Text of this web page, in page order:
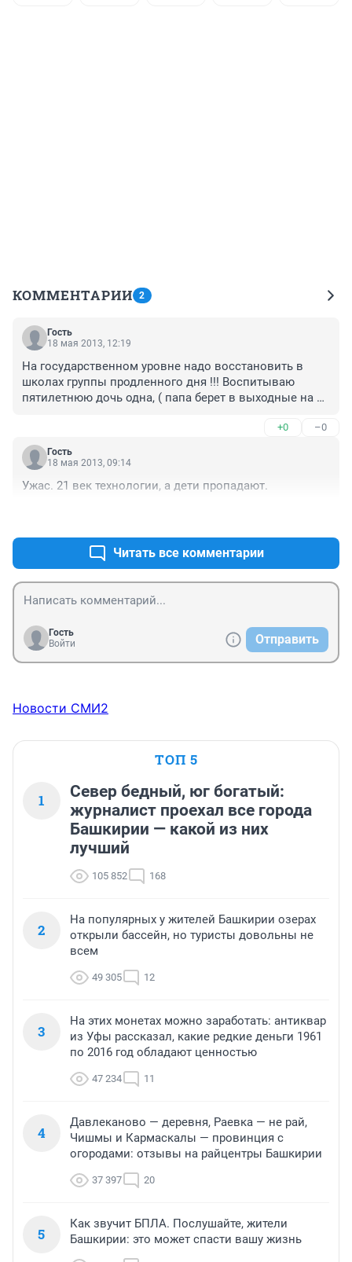
КОММЕНТАРИИ 2
Гость
18 мая 2013, 12:19
На государственном уровне надо восстановить в
школах группы продленного дня !!! Воспитываю
пятилетнюю дочь одна, ( папа берет в выходные на 2-
хотя бы встречать из школы, уже не говоря о том , как
она будет находиться дома одна до моего прихода.
+0 –0
Гость
18 мая 2013, 09:14
Ужас. 21 век технологии, а дети пропадают.
Читать все комментарии
Гость
Войти
Отправить
Новости СМИ2
ТОП 5
1
Север бедный, юг богатый:
журналист проехал все города
Башкирии — какой из них
лучший
105 852 168
2
На популярных у жителей Башкирии озерах
открыли бассейн, но туристы довольны не
всем
49 305 12
3
На этих монетах можно заработать: антиквар
из Уфы рассказал, какие редкие деньги 1961
по 2016 год обладают ценностью
47 234 11
4
Давлеканово — деревня, Раевка — не рай,
Чишмы и Кармаскалы — провинция с
огородами: отзывы на райцентры Башкирии
37 397 20
5
Как звучит БПЛА. Послушайте, жители
Башкирии: это может спасти вашу жизнь